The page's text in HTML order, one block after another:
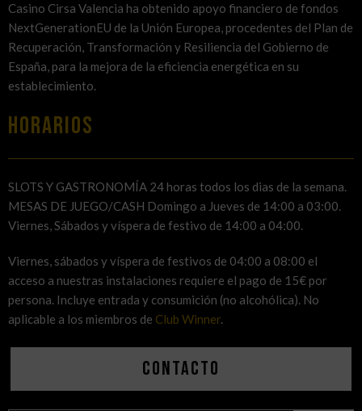
Casino Cirsa Valencia ha obtenido apoyo financiero de fondos
NextGenerationEU de la Unión Europea, procedentes del Plan de
Recuperación, Transformación y Resiliencia del Gobierno de
España, para la mejora de la eficiencia energética en su
establecimiento.
HORARIOS
SLOTS Y GASTRONOMÍA 24 horas todos los dias de la semana.
MESAS DE JUEGO/CASH Domingo a Jueves de 14:00 a 03:00.
Viernes, Sábados y víspera de festivo de 14:00 a 04:00.
Viernes, sábados y víspera de festivos de 04:00 a 08:00 el
acceso a nuestras instalaciones requiere el pago de 15€ por
persona. Incluye entrada y consumición (no alcohólica). No
aplicable a los miembros de Club Winner.
Contacto